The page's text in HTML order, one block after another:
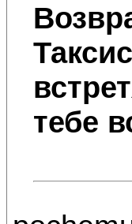
тебе